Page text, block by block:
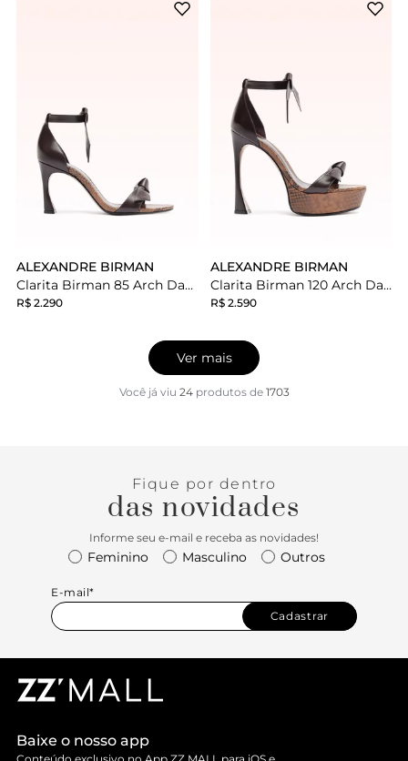
ALEXANDRE BIRMAN
Clarita Birman 85 Arch Dark Plum/pecan
R$ 2.290
ALEXANDRE BIRMAN
Clarita Birman 120 Arch Dark Plum/pecan
R$ 2.590
Ver mais
Você já viu 24 produtosde 1703
Fique por dentro
das novidades
Informe seu e-mail e receba as novidades!
Feminino Masculino Outros
E-mail*
Cadastrar
Baixe o nosso app